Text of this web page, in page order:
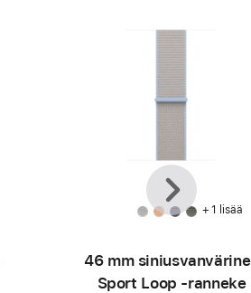
+ 1 lisää
46 mm
Sport Loop ‑ranneke
Edellinen
Seuraava